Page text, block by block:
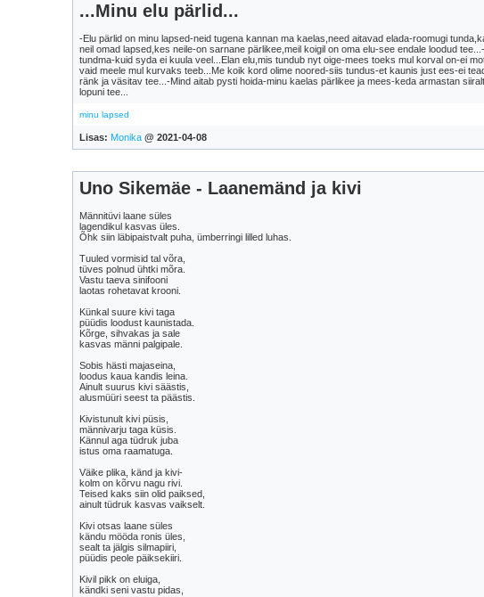
...Minu elu pärlid...
-Elu pärlid on minu lapsed-neid tugena kannan ma kaelas,need aitavad elada-roomugi
neil omad lapsed,kes neile-on sarnane pärlikee,meil koigil on oma elu-see endale loodud
tundma-kuid syda ei kuula veel...Elan elu,mis tundub nyt oige-mees toeks mul korval on-ei
vaid meele mul kurvaks teeb...Me koik kord olime noored-siis tundus-et kaunis just ees-ei
ränk ja väsitav tee...-Mind aitab pysti hoida-minu kaelas pärlikee ja mees-keda armastan
lopuni tee...
minu lapsed
Lisas: Monika @ 2021-04-08
Uno Sikemäe - Laanemänd ja kivi
Männitüvi laane süles
lagendikul kasvas üles.
Õhk siin läbipaistvalt puha, ümberringi lilled luhas.
Tuuled vormisid tal võra,
tüves polnud ühtki mõra.
Vastu taeva sinifooni
laotas rohetavat krooni.
Künkal suure kivi taga
püüdis loodust kaunistada.
Kõrge, sihvakas ja sale
kasvas männi palgipale.
Sobis hästi majaseina,
loodus kaua kandis leina.
Ainult suurus kivi säästis,
alusmüüri seest ta päästis.
Kivistunult kivi püsis,
männivarju taga küsis.
Kännul aga tüdruk juba
istus oma raamatuga.
Väike plika, känd ja kivi-
kolm on kõrvu nagu rivi.
Teised kaks siin olid paiksed,
ainult tüdruk kasvas vaikselt.
Kivi otsas laane süles
kändu mööda ronis üles,
sealt ta jälgis silmapiiri,
püüdis peole päiksekiiri.
Kivil pikk on eluiga,
kändki seni vastu pidas,